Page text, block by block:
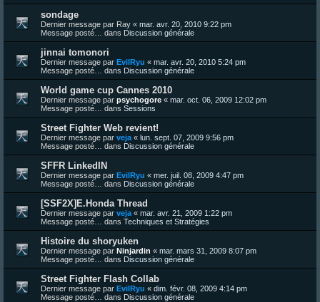
sondage
Dernier message par Ray « mar. avr. 20, 2010 9:22 pm
Message posté… dans Discussion générale
jinnai tomonori
Dernier message par EvilRyu « mar. avr. 20, 2010 5:24 pm
Message posté… dans Discussion générale
World game cup Cannes 2010
Dernier message par psychogore « mar. oct. 06, 2009 12:02 pm
Message posté… dans Sessions
Street Fighter Web revient!
Dernier message par veja « lun. sept. 07, 2009 9:56 pm
Message posté… dans Discussion générale
SFFR LinkedIN
Dernier message par EvilRyu « mer. juil. 08, 2009 4:47 pm
Message posté… dans Discussion générale
[SSF2X]E.Honda Thread
Dernier message par veja « mar. avr. 21, 2009 1:22 pm
Message posté… dans Techniques et Stratégies
Histoire du shoryuken
Dernier message par Ninjardin « mar. mars 31, 2009 8:07 pm
Message posté… dans Discussion générale
Street Fighter Flash Collab
Dernier message par EvilRyu « dim. févr. 08, 2009 4:14 pm
Message posté… dans Discussion générale